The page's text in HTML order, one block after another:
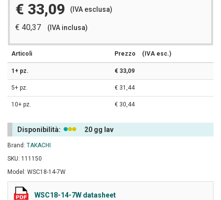
€ 33,09 (IVA esclusa)
€ 40,37 (IVA inclusa)
Articoli Prezzo (IVA esc.)
1+ pz. € 33,09
5+ pz. € 31,44
10+ pz. € 30,44
Disponibilità: 20 gg lav
Brand: TAKACHI
SKU: 111150
Model: WSC18-14-7W
WSC18-14-7W datasheet